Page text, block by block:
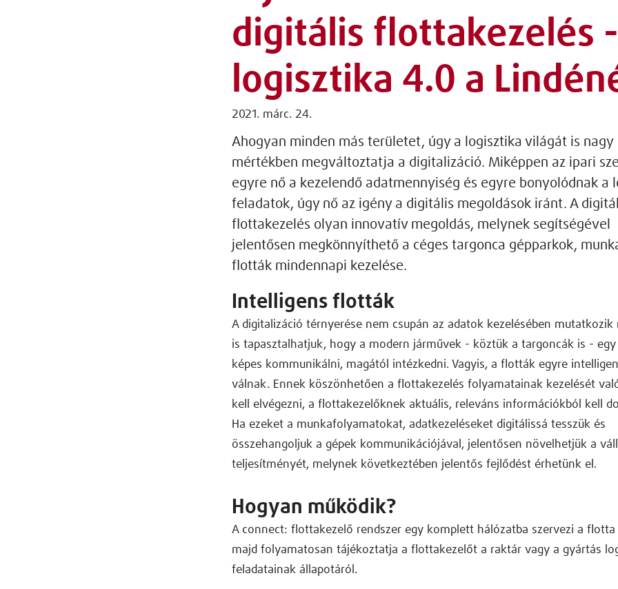
digitális flottakezelés -
logisztika 4.0 a
2021. márc. 24.
Ahogyan minden más területet, úgy a logisztika világát is nagy
mértékben megváltoztatja a digitalizáció. Miképpen az ipari
egyre nő a kezelendő adatmennyiség és egyre bonyolódnak a
feladatok, úgy nő az igény a digitális megoldások iránt. A
flottakezelés olyan innovatív megoldás, melynek segítségével
jelentősen megkönnyíthető a céges targonca gépparkok,
flották mindennapi kezelése.
Intelligens flották
A digitalizáció térnyerése nem csupán az adatok kezelésében mutatkozik
is tapasztalhatjuk, hogy a modern járművek - köztük a targoncák is - egy
képes kommunikálni, magától intézkedni. Vagyis, a flották egyre
válnak. Ennek köszönhetően a flottakezelés folyamatainak kezelését
kell elvégezni, a flottakezelőknek aktuális, releváns információkból kell
Ha ezeket a munkafolyamatokat, adatkezeléseket digitálissá tesszük és
összehangoljuk a gépek kommunikációjával, jelentősen növelhetjük a
teljesítményét, melynek következtében jelentős fejlődést érhetünk el.
Hogyan működik?
A connect: flottakezelő rendszer egy komplett hálózatba szervezi a
majd folyamatosan tájékoztatja a flottakezelőt a raktár vagy a gyártás
feladatainak állapotáról.